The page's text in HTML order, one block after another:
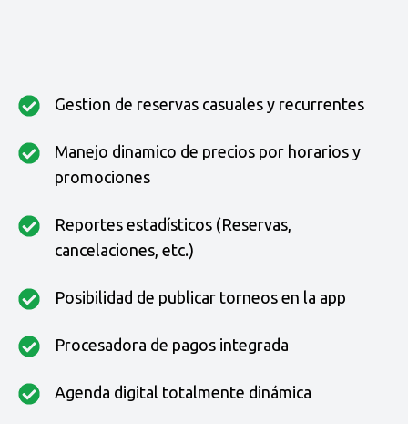
Gestion de reservas casuales y recurrentes
Manejo dinamico de precios por horarios y
promociones
Reportes estadísticos (Reservas,
cancelaciones, etc.)
Posibilidad de publicar torneos en la app
Procesadora de pagos integrada
Agenda digital totalmente dinámica